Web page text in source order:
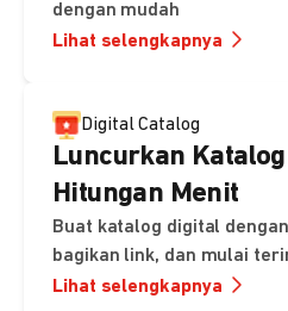
dengan mudah
Lihat selengkapnya
Digital Catalog
Luncurkan
Hitungan Menit
Buat katalog digital
bagikan link, dan mulai
Lihat selengkapnya